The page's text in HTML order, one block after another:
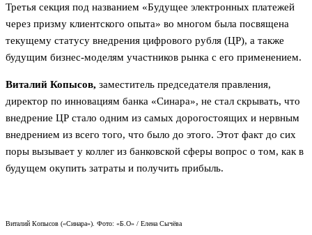
Третья секция под названием «Будущее электронных платежей
через призму клиентского опыта» во многом была посвящена
текущему статусу внедрения цифрового рубля (ЦР), а также
будущим бизнес-моделям участников рынка с его применением.
Виталий Копысов, заместитель председателя правления,
директор по инновациям банка «Синара», не стал скрывать, что
внедрение ЦР стало одним из самых дорогостоящих и нервным
внедрением из всего того, что было до этого. Этот факт до сих
поры вызывает у коллег из банковской сферы вопрос о том, как в
будущем окупить затраты и получить прибыль.
Виталий Копысов («Синара»). Фото: «Б.О» / Елена Сычёва